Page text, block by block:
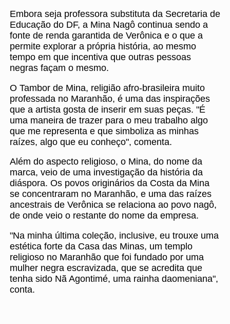
Embora seja professora substituta da Secretaria de
Educação do DF, a Mina Nagô continua sendo a
fonte de renda garantida de Verônica e o que a
permite explorar a própria história, ao mesmo
tempo em que incentiva que outras pessoas
negras façam o mesmo.
O Tambor de Mina, religião afro-brasileira muito
professada no Maranhão, é uma das inspirações
que a artista gosta de inserir em suas peças. "É
uma maneira de trazer para o meu trabalho algo
que me representa e que simboliza as minhas
raízes, algo que eu conheço", comenta.
Além do aspecto religioso, o Mina, do nome da
marca, veio de uma investigação da história da
diáspora. Os povos originários da Costa da Mina
se concentraram no Maranhão, e uma das raízes
ancestrais de Verônica se relaciona ao povo nagô,
de onde veio o restante do nome da empresa.
"Na minha última coleção, inclusive, eu trouxe uma
estética forte da Casa das Minas, um templo
religioso no Maranhão que foi fundado por uma
mulher negra escravizada, que se acredita que
tenha sido Nã Agontimé, uma rainha daomeniana",
conta.